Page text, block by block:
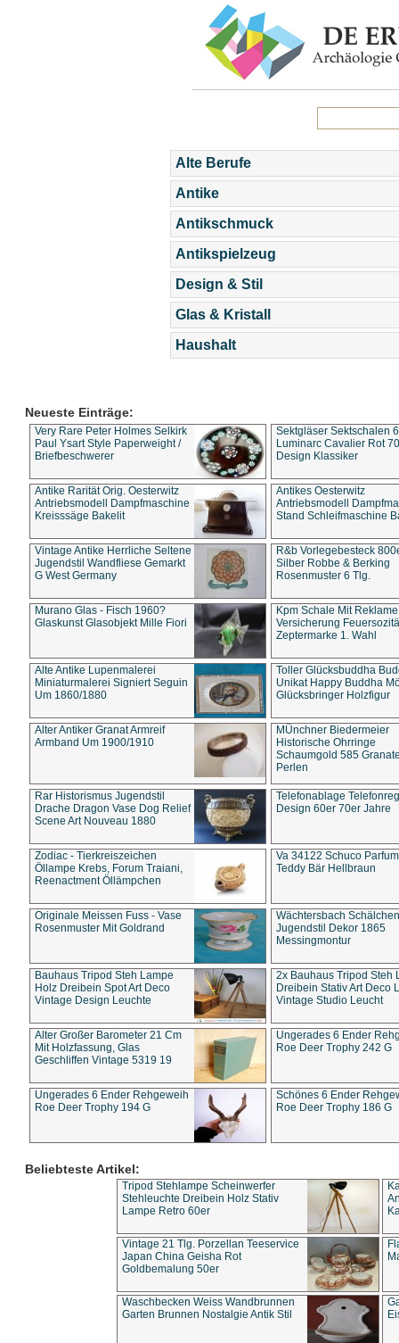
Alte Berufe
Antike
Antikschmuck
Antikspielzeug
Design & Stil
Glas & Kristall
Haushalt
Neueste Einträge:
Very Rare Peter Holmes Selkirk
Paul Ysart Style Paperweight /
Briefbeschwerer
Sektgläser Sektschalen
Luminarc Cavalier Rot
Design Klassiker
Antike Rarität Orig. Oesterwitz
Antriebsmodell Dampfmaschine
Kreisssäge Bakelit
Antikes Oesterwitz
Antriebsmodell
Stand Schleifmaschine
Vintage Antike Herrliche Seltene
Jugendstil Wandfliese Gemarkt
G West Germany
R&b Vorlegebesteck
Silber Robbe & Berking
Rosenmuster 6 Tlg.
Murano Glas - Fisch 1960?
Glaskunst Glasobjekt Mille Fiori
Kpm Schale Mit Reklame
Versicherung
Zeptermarke 1. Wahl
Alte Antike Lupenmalerei
Miniaturmalerei Signiert Seguin
Um 1860/1880
Toller Glücksbuddha
Unikat Happy Buddha
Glücksbringer Holzfigur
Alter Antiker Granat Armreif
Armband Um 1900/1910
MÜnchner Biedermeier
Historische Ohrringe
Schaumgold 585
Perlen
Rar Historismus Jugendstil
Drache Dragon Vase Dog Relief
Scene Art Nouveau 1880
Telefonablage
Design 60er 70er Jahre
Zodiac - Tierkreiszeichen
Öllampe Krebs, Forum Traiani,
Reenactment Öllämpchen
Va 34122 Schuco
Teddy Bär Hellbraun
Originale Meissen Fuss - Vase
Rosenmuster Mit Goldrand
Wächtersbach Schälchen
Jugendstil Dekor 1865
Messingmontur
Bauhaus Tripod Steh Lampe
Holz Dreibein Spot Art Deco
Vintage Design Leuchte
2x Bauhaus Tripod Steh
Dreibein Stativ Art Deco
Vintage Studio Leucht
Alter Großer Barometer 21 Cm
Mit Holzfassung, Glas
Geschliffen Vintage 5319 19
Ungerades 6 Ender
Roe Deer Trophy 242 G
Ungerades 6 Ender Rehgeweih
Roe Deer Trophy 194 G
Schönes 6 Ender
Roe Deer Trophy 186 G
Beliebteste Artikel:
Tripod Stehlampe Scheinwerfer
Stehleuchte Dreibein Holz Stativ
Lampe Retro 60er
Vintage 21 Tlg. Porzellan Teeservice
Japan China Geisha Rot
Goldbemalung 50er
Waschbecken Weiss Wandbrunnen
Garten Brunnen Nostalgie Antik Stil